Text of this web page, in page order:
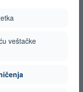
veštačke